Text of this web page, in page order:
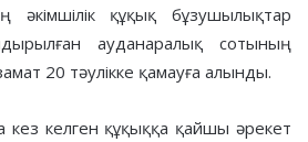
құқық бұзушылықтар
ауданаралық сотының
20 тәулікке қамауға алынды.
кез келген құқыққа қайшы әрекет